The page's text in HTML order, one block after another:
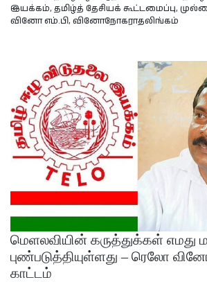
இயக்கம், தமிழ்த் தேசியக் கூட்டமைப்பு,
வினோ எம்.பி, வினோநோகராதலிங்கம்
மெளலவியின் கருத்துக்கள்
புண்படுத்தியுள்ளது – ரெலோ
காட்டம்